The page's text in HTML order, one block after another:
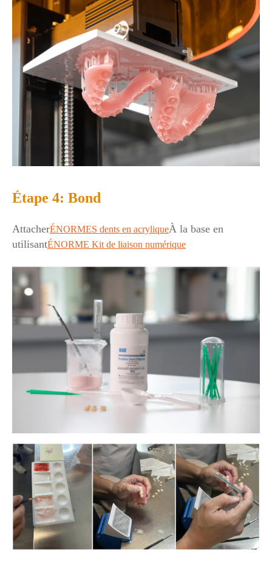
Étape 4: Bond
AttacherÉNORMES dents en acryliqueÀ la base en
utilisantÉNORME Kit de liaison numérique